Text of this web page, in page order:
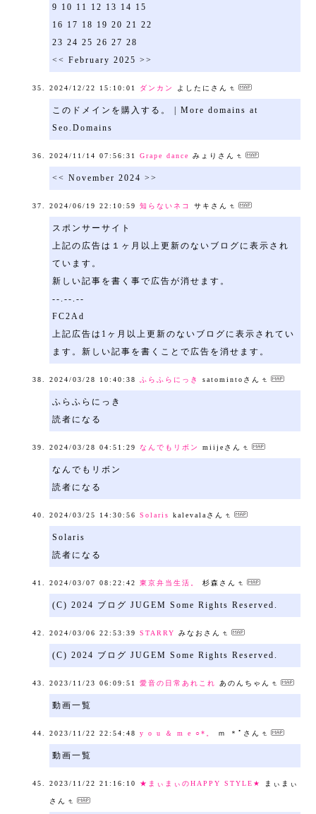
9 10 11 12 13 14 15
16 17 18 19 20 21 22
23 24 25 26 27 28
<< February 2025 >>
2024/12/22 15:10:01 ダンカン よしたにさん
このドメインを購入する。 | More domains at
Seo.Domains
2024/11/14 07:56:31 Grape dance みょりさん
<< November 2024 >>
2024/06/19 22:10:59 知らないネコ サキさん
スポンサーサイト
上記の広告は１ヶ月以上更新のないブログに表示され
ています。
新しい記事を書く事で広告が消せます。
--.--.--
FC2Ad
上記広告は1ヶ月以上更新のないブログに表示されてい
ます。新しい記事を書くことで広告を消せます。
2024/03/28 10:40:38 ふらふらにっき satomintoさん
ふらふらにっき
読者になる
2024/03/28 04:51:29 なんでもリボン miijeさん
なんでもリボン
読者になる
2024/03/25 14:30:56 Solaris kalevalaさん
Solaris
読者になる
2024/03/07 08:22:42 東京弁当生活。 杉森さん
(C) 2024 ブログ JUGEM Some Rights Reserved.
2024/03/06 22:53:39 STARRY みなおさん
(C) 2024 ブログ JUGEM Some Rights Reserved.
2023/11/23 06:09:51 愛音の日常あれこれ あのんちゃん
動画一覧
2023/11/22 22:54:48 y o u ＆ m e ○*。 ｍ ＊ﾟさん
動画一覧
2023/11/22 21:16:10 ★まぃまぃのHAPPY STYLE★ まぃまぃ
さん